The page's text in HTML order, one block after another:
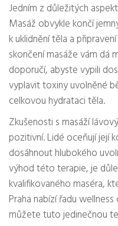
Jedním z důležitých
Masáž obvykle končí
k uklidnění těla a
skončení masáže vám dá
doporučí, abyste vypili
vyplavit toxiny uvolněné
celkovou hydrataci těla.
Zkušenosti s masáží
pozitivní. Lidé oceňují její
dosáhnout hlubokého
výhod této terapie, je
kvalifikovaného maséra,
Praha nabízí řadu
můžete tuto jedinečnou